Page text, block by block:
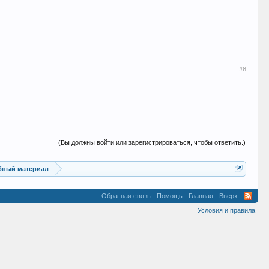
#8
(Вы должны войти или зарегистрироваться, чтобы ответить.)
материал
Обратная связь Помощь Главная
Вверх
Условия и правила